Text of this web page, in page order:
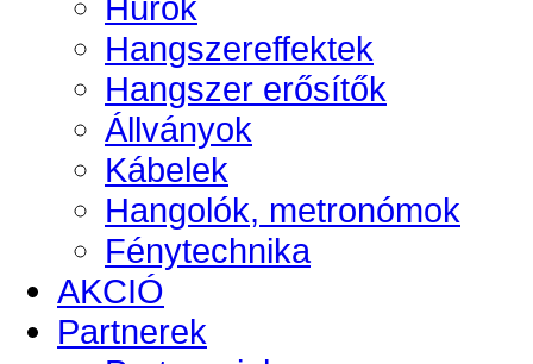
Hangszereffektek
Hangszer erősítők
Állványok
Kábelek
Hangolók, metronómok
Fénytechnika
AKCIÓ
Partnerek